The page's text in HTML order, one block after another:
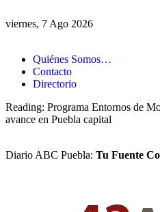
viernes, 7 Ago 2026
Quiénes Somos…
Contacto
Directorio
Reading: Programa Entornos de
avance en Puebla capital
Diario ABC Puebla: Tu Fuente